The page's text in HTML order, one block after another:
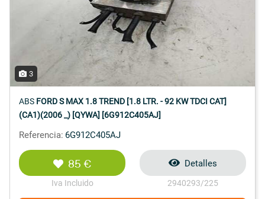
3
ABS FORD S MAX 1.8 TREND [1.8 LTR. - 92 KW TDCI CAT]
(CA1)(2006 _) [QYWA] [6G912C405AJ]
Referencia: 6G912C405AJ
85 €
Iva Incluido
Detalles
2940293/225